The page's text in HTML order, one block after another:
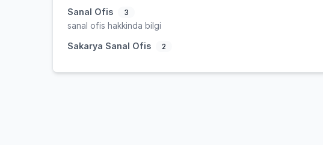
Sanal Ofis 3
sanal ofis hakkinda bilgi
Sakarya Sanal Ofis
2